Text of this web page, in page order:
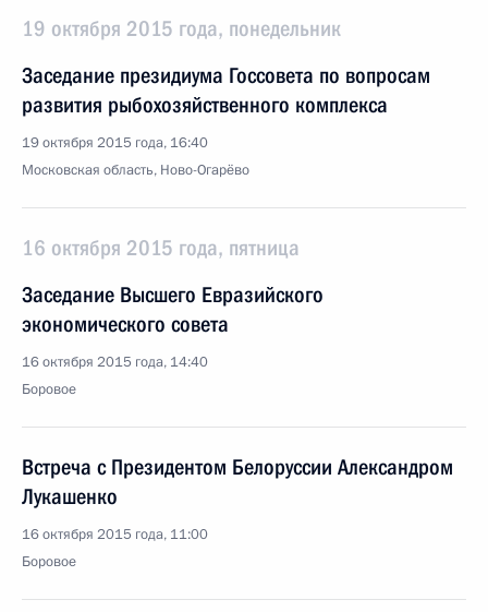
19 октября 2015 года, понедельник
Заседание президиума Госсовета по вопросам
развития рыбохозяйственного комплекса
19 октября 2015 года, 16:40
Московская область, Ново-Огарёво
16 октября 2015 года, пятница
Заседание Высшего Евразийского
экономического совета
16 октября 2015 года, 14:40
Боровое
Встреча с Президентом Белоруссии Александром
Лукашенко
16 октября 2015 года, 11:00
Боровое